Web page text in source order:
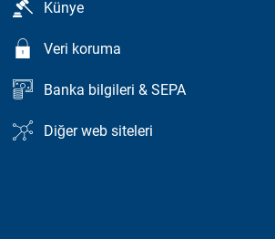
Künye
Veri koruma
Banka bilgileri & SEPA
Diğer web siteleri